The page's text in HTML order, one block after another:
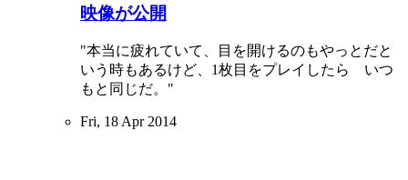
映像が公開
"本当に疲れていて、目を開けるのもやっとだと
いう時もあるけど、1枚目をプレイしたら いつ
もと同じだ。"
Fri, 18 Apr 2014